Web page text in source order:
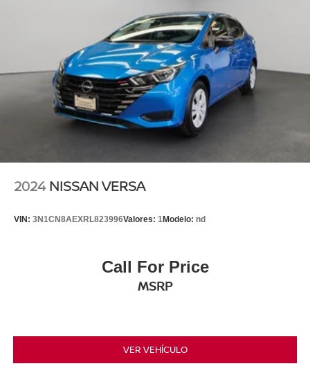
2024 NISSAN VERSA
VIN: 3N1CN8AEXRL823996Valores: 1Modelo: nd
Call For Price
MSRP
VER VEHÍCULO